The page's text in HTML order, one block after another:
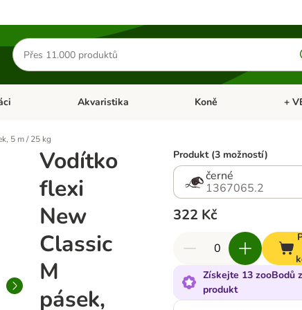
Hledat
produkty
menu: Malá zvířataOtevřít menu: Ptáci
Akvaristika Otevřít menu: Akvaristika
Koně +
5 m / 25 kg
Vodítko
flexi
New
Classic
M
pásek,
Produkt (3 možností)
černé
1367065.2
322 Kč
Získejte 13 zooBodů
produkt